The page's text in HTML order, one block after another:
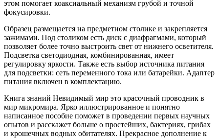
этом помогает коаксиальный механизм грубой и точной
фокусировки.
Образец размещается на предметном столике и закрепляется
зажимами. Под столиком есть диск с диафрагмами, который
позволяет более точно выстроить свет от нижнего осветителя.
Подсветка светодиодная, комбинированная, имеет
регулировку яркости. Также есть выбор источника питания
для подсветки: сеть переменного тока или батарейки. Адаптер
питания включен в комплектацию.
Книга знаний Невидимый мир это красочный проводник в
мир микромира. Ярко иллюстрированное и понятно
написанное пособие поможет в проведении первых научных
опытов и расскажет больше о простейших, бактериях, грибах
и крошечных водных обитателях. Прекрасное дополнение к